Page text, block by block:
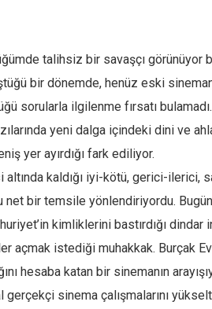
talihsiz bir savaşçı görünüyor
bir dönemde, henüz eski
sorularla ilgilenme fırsatı bulamadı.
yeni dalga içindeki dini ve
yer ayırdığı fark ediliyor.
altında kaldığı iyi-kötü, gerici-ilerici,
net bir temsile yönlendiriyordu.
kimliklerini bastırdığı dindar
açmak istediği muhakkak. Burçak
hesaba katan bir sinemanın
sinema çalışmalarını